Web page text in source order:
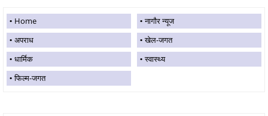
Home
नागौर न्यूज
अपराध
खेल-जगत
धार्मिक
स्वास्थ्य
फिल्म-जगत